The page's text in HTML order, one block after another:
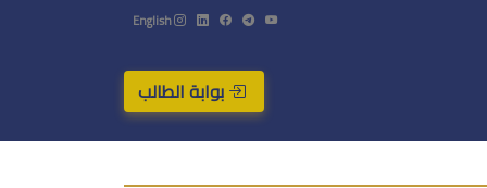
English
بوابة الطالب